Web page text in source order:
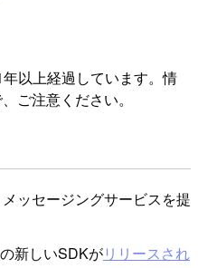
以上経過しています。情
ご注意ください。
ッセージングサービスを提
新しいSDKがリリースされ